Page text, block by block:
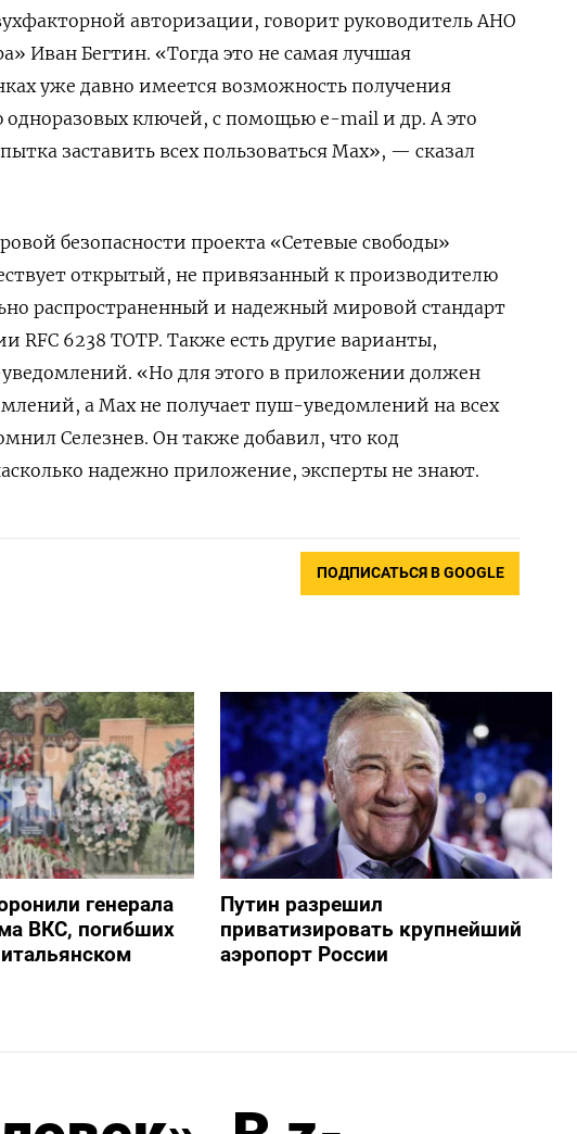
авторизации, говорит руководитель АНО
Иван Бегтин. «Тогда это не самая лучшая
уже давно имеется возможность получения
ключей, с помощью e-mail и др. А это
заставить всех пользоваться Мах», — сказал
безопасности проекта «Сетевые свободы»
открытый, не привязанный к производителю
распространенный и надежный мировой стандарт
RFC 6238 TOTP. Также есть другие варианты,
«Но для этого в приложении должен
а Мах не получает пуш-уведомлений на всех
Селезнев. Он также добавил, что код
надежно приложение, эксперты не знают.
ПОДПИСАТЬСЯ В GOOGLE
генерала
ВКС, погибших
Путин разрешил
приватизировать крупнейший
аэропорт России